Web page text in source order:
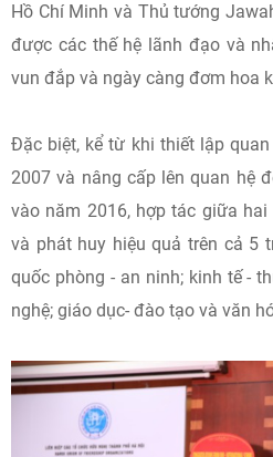
Hồ Chí Minh và Thủ tướng
được các thế hệ lãnh đạo và
vun đắp và ngày càng đơm hoa
Đặc biệt, kể từ khi thiết lập
2007 và nâng cấp lên quan hệ
vào năm 2016, hợp tác giữa
và phát huy hiệu quả trên cả 5
quốc phòng - an ninh; kinh tế -
nghệ; giáo dục- đào tạo và văn